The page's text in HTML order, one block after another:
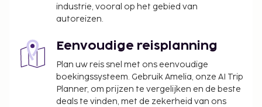
Deze lijst is mogelijk niet volledig. Toeslagen en
wijzigen.
In deze accommodatie zijn huisdieren en
assistentiedieren niet toegestaan.
industrie, vooral op het gebied van
autoreizen.
Eenvoudige reisplanning
Plan uw reis snel met ons eenvoudige
boekingssysteem. Gebruik Amelia, onze AI Trip
Planner, om prijzen te vergelijken en de beste
deals te vinden, met de zekerheid van ons